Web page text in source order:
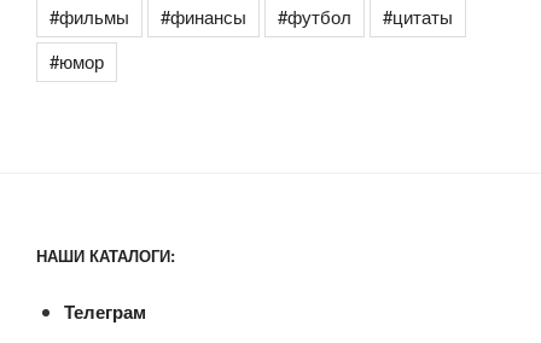
#фильмы
#финансы #футбол
#цитаты
#юмор
НАШИ КАТАЛОГИ:
Телеграм